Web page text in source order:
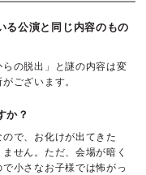
る公演と同じ内容のもの
の脱出」と謎の内容は変
ございます。
か？
で、お化けが出てきた
せん。ただ、会場が暗く
小さなお子様では怖がっ